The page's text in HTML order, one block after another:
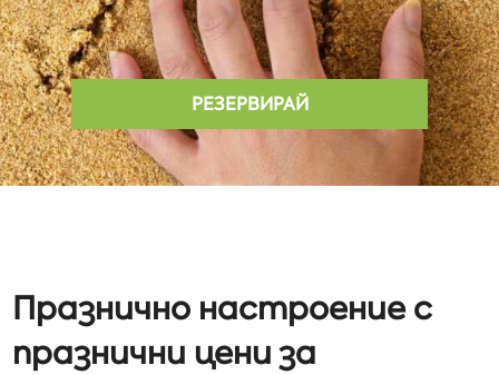
РЕЗЕРВИРАЙ
Празнично настроение с
празнични цени за